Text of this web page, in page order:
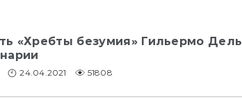
«Хребты безумия» Гильермо Дель
24.04.2021 51808